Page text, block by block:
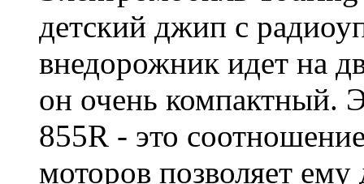
детский джип с
внедорожник идет на
он очень компактный.
855R - это
моторов позволяет